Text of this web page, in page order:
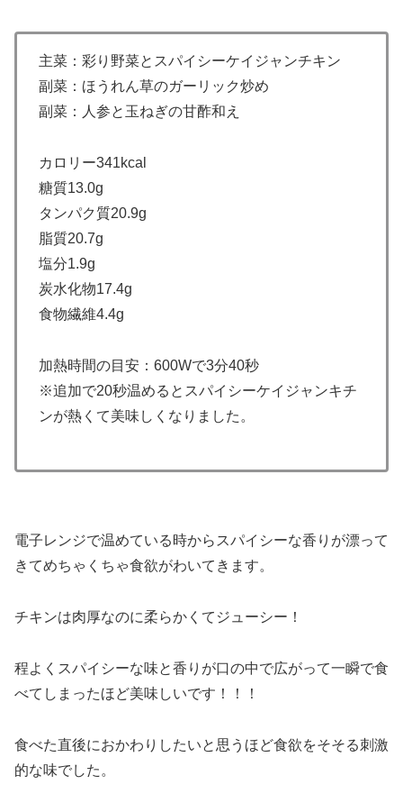
主菜：彩り野菜とスパイシーケイジャンチキン
副菜：ほうれん草のガーリック炒め
副菜：人参と玉ねぎの甘酢和え
カロリー341kcal
糖質13.0g
タンパク質20.9g
脂質20.7g
塩分1.9g
炭水化物17.4g
食物繊維4.4g
加熱時間の目安：600Wで3分40秒
※追加で20秒温めるとスパイシーケイジャンキチ
ンが熱くて美味しくなりました。
電子レンジで温めている時からスパイシーな香りが漂って
きてめちゃくちゃ食欲がわいてきます。
チキンは肉厚なのに柔らかくてジューシー！
程よくスパイシーな味と香りが口の中で広がって一瞬で食
べてしまったほど美味しいです！！！
食べた直後におかわりしたいと思うほど食欲をそそる刺激
的な味でした。